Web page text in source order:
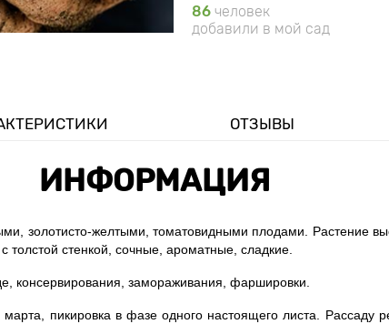
86 человек
добавили в мой сад
ОТЗЫВЫ
ИНФОРМАЦИЯ
золотисто-желтыми, томатовидными плодами. Растение
стенкой, сочные, ароматные, сладкие.
консервирования, замораживания, фаршировки.
пикировка в фазе одного настоящего листа. Рассаду